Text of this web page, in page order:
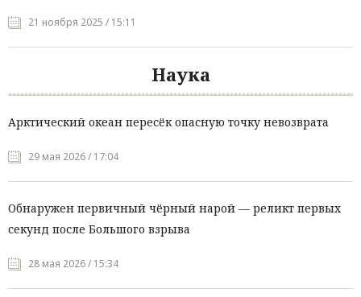
21 ноября 2025 / 15:11
Наука
Арктический океан пересёк опасную точку невозврата
29 мая 2026 / 17:04
Обнаружен первичный чёрный нарой — реликт первых
секунд после Большого взрыва
28 мая 2026 / 15:34